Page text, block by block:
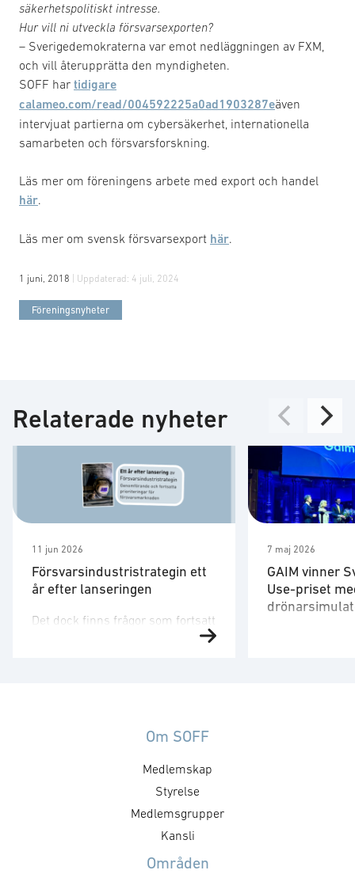
säkerhetspolitiskt intresse.
Hur vill ni utveckla försvarsexporten?
– Sverigedemokraterna var emot nedläggningen av FXM,
och vill återupprätta den myndigheten.
SOFF har tidigare
calameo.com/read/004592225a0ad1903287eäven
intervjuat partierna om cybersäkerhet, internationella
samarbeten och försvarsforskning.
Läs mer om föreningens arbete med export och handel
här.
Läs mer om svensk försvarsexport här.
1 juni, 2018 | Uppdaterad: 4 juli, 2024
Föreningsnyheter
Relaterade nyheter
11 jun 2026
Försvarsindustristrategin ett
år efter lanseringen
Det dock finns frågor som fortsatt
behöver utvecklas. Strategin är
styrning, upphandling, avtal,
formar försvarsmarknaden
genom hur den agerar som kund.
Det handlar inte bara om ökade
försvarsinvesteringar, utan också
anskaffningsprinciper,
7 maj 2026
GAIM vinner
Use-priset
Om SOFF
Medlemskap
Styrelse
Medlemsgrupper
Kansli
Områden